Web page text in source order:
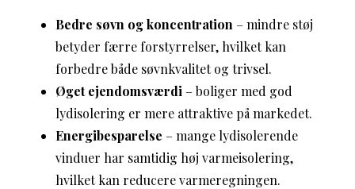
Bedre søvn og koncentration – mindre støj
betyder færre forstyrrelser, hvilket kan
forbedre både søvnkvalitet og trivsel.
Øget ejendomsværdi – boliger med god
lydisolering er mere attraktive på markedet.
Energibesparelse – mange lydisolerende
vinduer har samtidig høj varmeisolering,
hvilket kan reducere varmeregningen.